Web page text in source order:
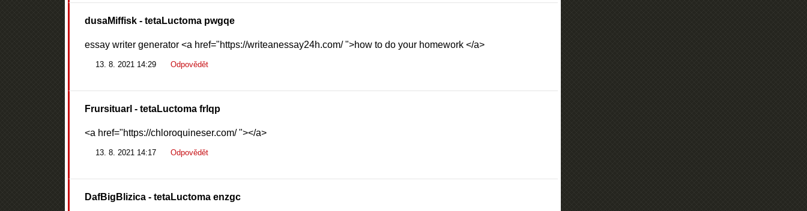
dusaMiffisk- tetaLuctoma pwgqe
essay writer generator <a href="https://writeanessay24h.com/ ">how to do your homework </a>
13. 8. 2021 14:29 Odpovědět
Frursituarl - tetaLuctoma frlqp
<a href="https://chloroquineser.com/ "></a>
13. 8. 2021 14:17 Odpovědět
DafBigBlizica- tetaLuctoma enzgc